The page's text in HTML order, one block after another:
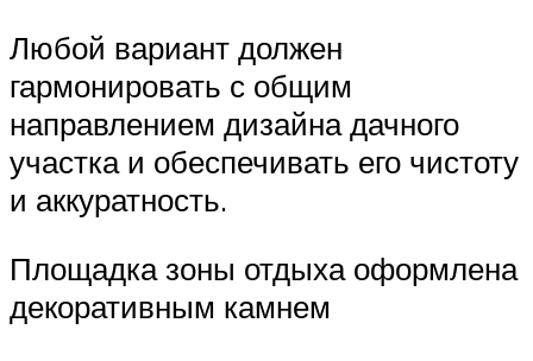
Любой вариант должен
гармонировать с общим
направлением дизайна дачного
участка и обеспечивать его чистоту
и аккуратность.
Площадка зоны отдыха оформлена
декоративным камнем